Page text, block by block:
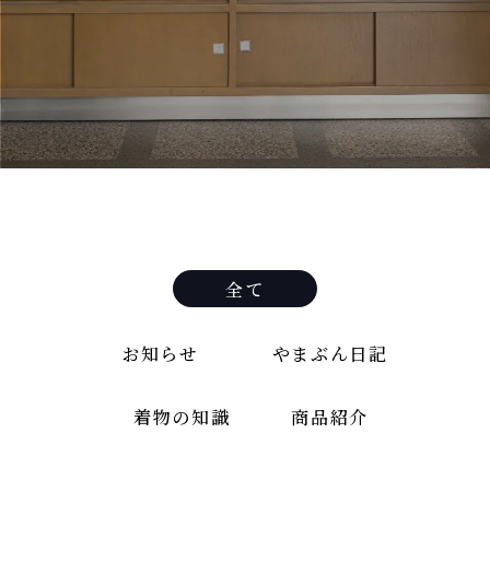
全て
お知らせ やまぶん日記
着物の知識 商品紹介